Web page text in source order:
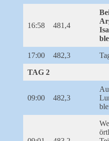
16:58 481,4
17:00 482,3
TAG 2
09:00 482,3